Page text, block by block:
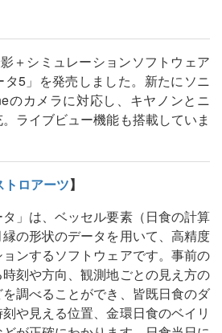
＋シミュレーションソフトウェア
タ5」を発売しました。新たにソニ
のカメラに対応し、キヤノンとニ
ライブビュー機能も搭載していま
トロアーツ】
タ」は、ベッセル要素（日食の計算
の形状のデータを用いて、高精度
ンするソフトウェアです。事前の
刻や方向、観測地ごとの見え方の
調べることができ、皆既日食のダ
や見える位置、金環日食のベイリ